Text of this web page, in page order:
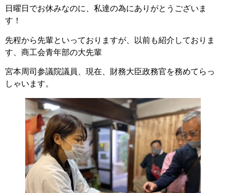
日曜日でお休みなのに、私達の為にありがとうございま
す！
先程から先輩といっておりますが、以前も紹介しておりま
す、商工会青年部の大先輩
宮本周司参議院議員、現在、財務大臣政務官を務めてらっ
しゃいます。